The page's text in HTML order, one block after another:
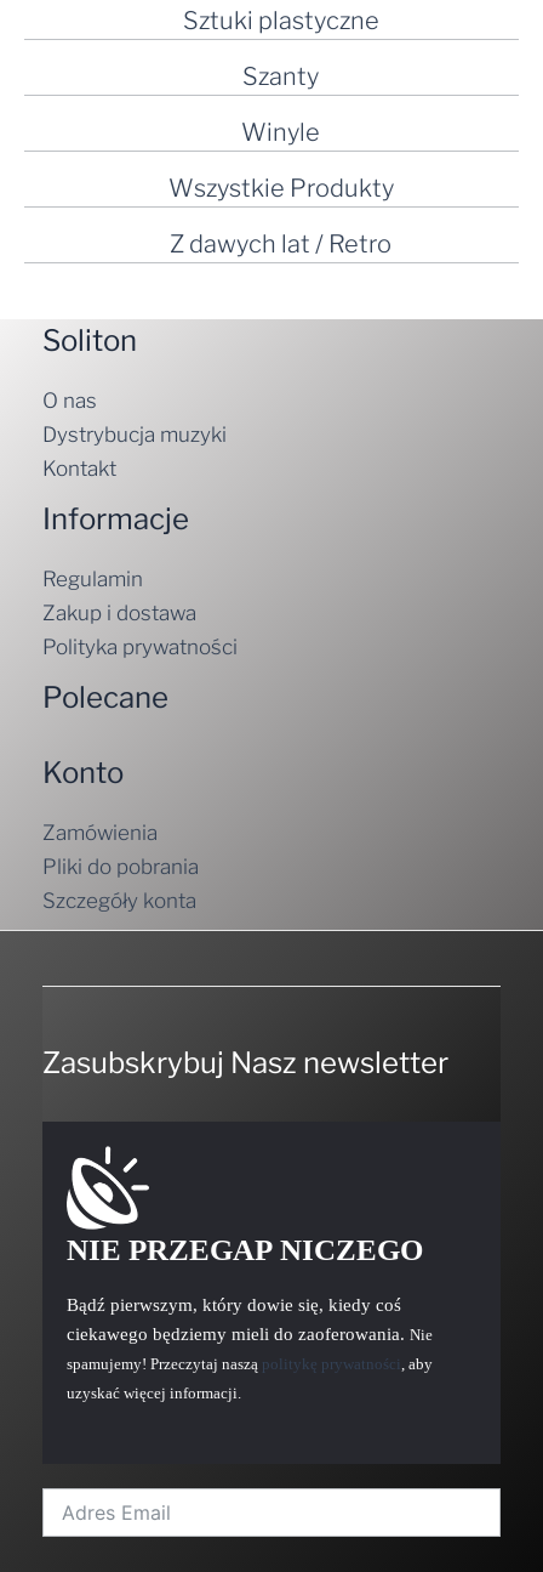
Sztuki plastyczne
Szanty
Winyle
Wszystkie Produkty
Z dawych lat / Retro
Soliton
O nas
Dystrybucja muzyki
Kontakt
Informacje
Regulamin
Zakup i dostawa
Polityka prywatności
Polecane
Konto
Zamówienia
Pliki do pobrania
Szczegóły konta
Zasubskrybuj Nasz newsletter
NIE PRZEGAP NICZEGO
Bądź pierwszym, który dowie się, kiedy coś
ciekawego będziemy mieli do zaoferowania. Nie
spamujemy! Przeczytaj naszą politykę prywatności, aby
uzyskać więcej informacji.